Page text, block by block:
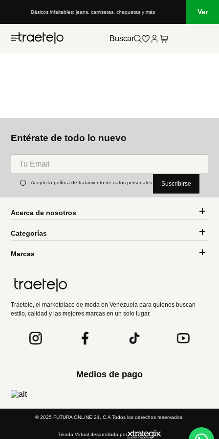
Básicos infaltables: jeans, camisetas, chaquetas y más Ver
Buscar
Entérate de todo lo nuevo
Acepto la política de tratamiento de datos personales Suscribirse
Acerca de nosotros
Categorías
Marcas
Traetelo, el marketplace de moda en Venezuela para quienes buscan
estilo, calidad y las mejores marcas en un solo lugar.
Medios de pago
© 2025 FUTURA ONLINE 24, C.A Todos los derechos reservados.
Tienda Virtual desarrollada por